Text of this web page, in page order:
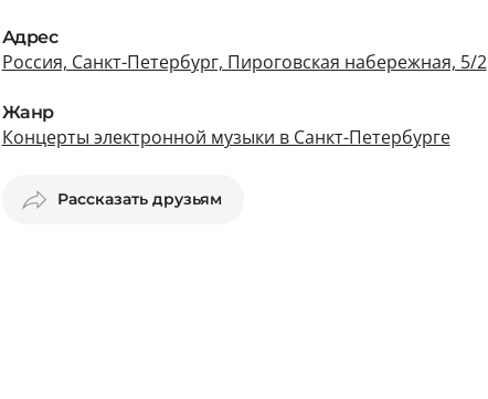
Адрес
Россия, Санкт-Петербург, Пироговская набережная, 5/2
Жанр
Концерты электронной музыки в Санкт-Петербурге
Рассказать друзьям